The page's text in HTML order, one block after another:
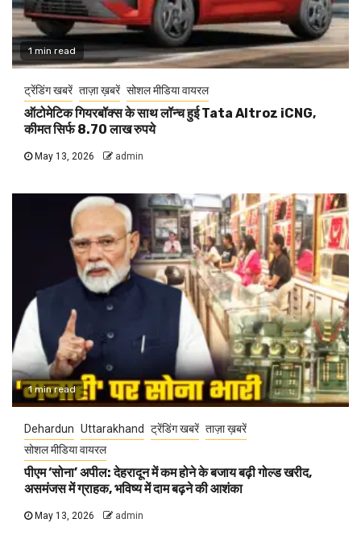
1 min read
ट्रेंडिंग खबरें ताज़ा ख़बरें सोशल मीडिया वायरल
ऑटोमेटिक गियरबॉक्स के साथ लॉन्च हुई Tata Altroz iCNG,
कीमत सिर्फ 8.70 लाख रुपये
May 13, 2026 admin
1 min read
Dehardun Uttarakhand ट्रेंडिंग खबरें ताज़ा ख़बरें
सोशल मीडिया वायरल
पीएम ‘सोना’ अपील: देहरादून में कम होने के बजाय बढ़ी गोल्ड खरीद,
असमंजस में ग्राहक, भविष्य में दाम बढ़ने की आशंका
May 13, 2026 admin